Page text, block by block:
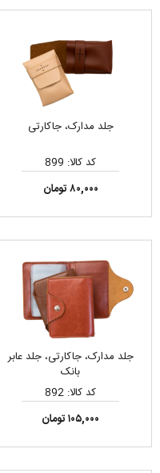
جلد مدارک، جاکارتی
کد کالا: 899
۸۰,۰۰۰ تومان
جلد مدارک، جاکارتی، جلد عابر
بانک
کد کالا: 892
۱۰۵,۰۰۰ تومان